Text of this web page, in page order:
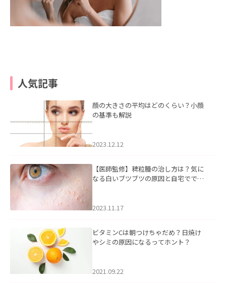
人気記事
顔の大きさの平均はどのくらい？小顔
の基準も解説
2023.12.12
【医師監修】稗粒腫の治し方は？気に
なる白いブツブツの原因と自宅ででき
2023.11.17
ビタミンCは朝つけちゃだめ？日焼け
やシミの原因になるってホント？
2021.09.22